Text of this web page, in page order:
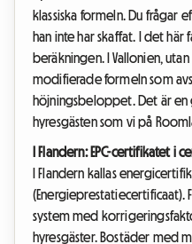
klassiska formeln. Du frågar
han inte har skaffat. I det
beräkningen. I Vallonien, utan
modifierade formeln som
höjningsbeloppet. Det är
hyresgästen som vi på
I Flandern: EPC-certifikatet i
I Flandern kallas
(Energieprestatiecertificaat).
system med
hyresgäster. Bostäder med